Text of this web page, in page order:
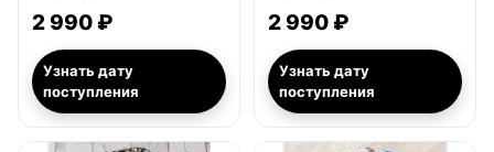
2 990 ₽
Узнать дату
поступления
2 990 ₽
Узнать дату
поступления